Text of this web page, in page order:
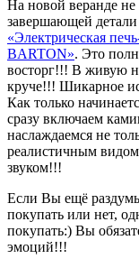
На новой веранде не
завершающей детали
«Электрическая
BARTON». Это
восторг!!! В живую
круче!!! Шикарное
Как только
сразу включаем
наслаждаемся не
реалистичным
звуком!!!
Если Вы ещё
покупать или нет,
покупать:) Вы
эмоций!!!